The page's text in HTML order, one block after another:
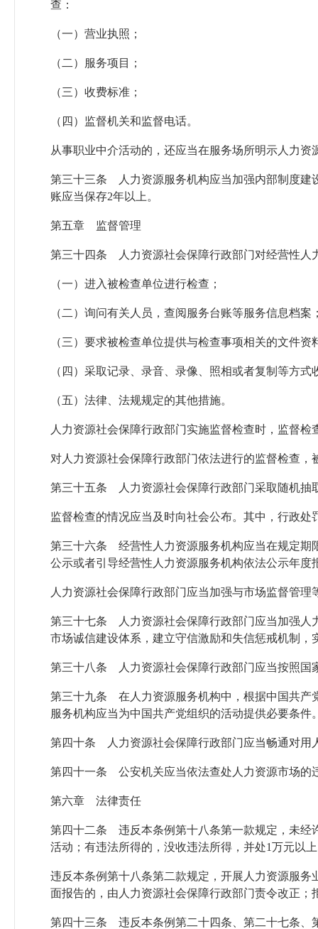
查：
（一）营业执照；
（二）服务项目；
（三）收费标准；
（四）监督机关和监督电话。
从事职业中介活动的，还应当在服务场所明示人力资
第三十三条 人力资源服务机构应当加强内部制度建
账应当保存2年以上。
第五章 监督管理
第三十四条 人力资源社会保障行政部门对经营性人
（一）进入被检查单位进行检查；
（二）询问有关人员，查阅服务台账等服务信息档案
（三）要求被检查单位提供与检查事项相关的文件
（四）采取记录、录音、录像、照相或者复制等方式
（五）法律、法规规定的其他措施。
人力资源社会保障行政部门实施监督检查时，监督
对人力资源社会保障行政部门依法进行的监督检查
第三十五条 人力资源社会保障行政部门采取随机抽
监督检查的情况应当及时向社会公布。其中，行政
第三十六条 经营性人力资源服务机构应当在规定期
公示或者引导经营性人力资源服务机构依法公示年度
人力资源社会保障行政部门应当加强与市场监督管
第三十七条 人力资源社会保障行政部门应当加强人
市场诚信建设体系，建立守信激励和失信惩戒机制，
第三十八条 人力资源社会保障行政部门应当按照国
第三十九条 在人力资源服务机构中，根据中国共产
服务机构应当为中国共产党组织的活动提供必要条件
第四十条 人力资源社会保障行政部门应当畅通对用
第四十一条 公安机关应当依法查处人力资源市场的
第六章 法律责任
第四十二条 违反本条例第十八条第一款规定，未经
活动；有违法所得的，没收违法所得，并处1万元以
违反本条例第十八条第二款规定，开展人力资源服
面报告的，由人力资源社会保障行政部门责令改正；
第四十三条 违反本条例第二十四条、第二十七条、